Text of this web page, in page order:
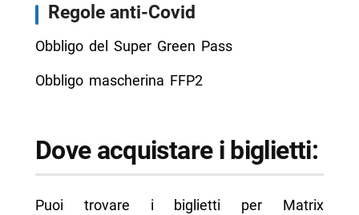
Regole anti-Covid
Obbligo del Super Green Pass
Obbligo mascherina FFP2
Dove acquistare i biglietti:
Puoi trovare i biglietti per Matrix